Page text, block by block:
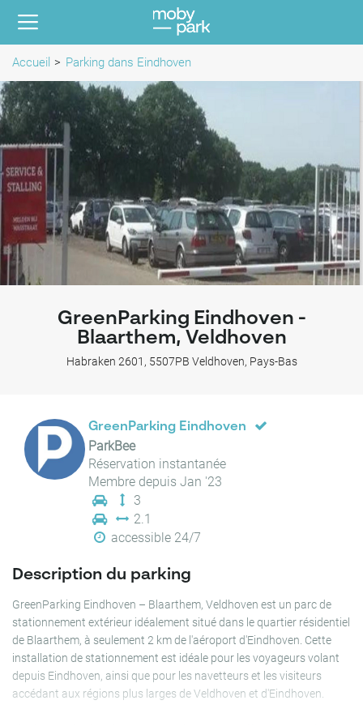
Accueil Parking dans Eindhoven
GreenParking Eindhoven -
Blaarthem, Veldhoven
Habraken 2601, 5507PB Veldhoven, Pays-Bas
GreenParking Eindhoven
ParkBee
Réservation instantanée
Membre depuis Jan '23
3
2.1
accessible 24/7
Description du parking
GreenParking Eindhoven – Blaarthem, Veldhoven est un parc de
stationnement extérieur idéalement situé dans le quartier résidentiel
de Blaarthem, à seulement 2 km de l'aéroport d'Eindhoven. Cette
installation de stationnement est idéale pour les voyageurs volant
depuis Eindhoven, ainsi que pour les navetteurs et les visiteurs
accédant aux régions plus larges de Veldhoven et d'Eindhoven.